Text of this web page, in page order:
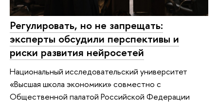
Регулировать, но не запрещать:
эксперты обсудили перспективы и
риски развития нейросетей
Национальный исследовательский университет
«Высшая школа экономики» совместно с
Общественной палатой Российской Федерации